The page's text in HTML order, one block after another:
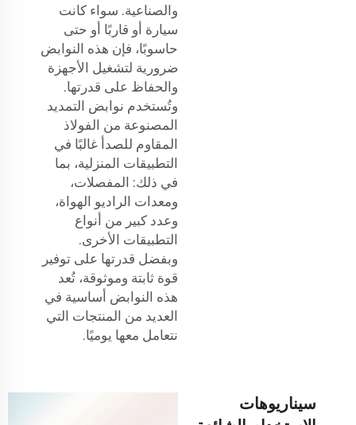
والصناعية. سواء كانت
سيارة أو قاربًا أو حتى
حاسوبًا، فإن هذه النوابض
ضرورية لتشغيل الأجهزة
والحفاظ على قدرتها.
وتُستخدم نوابض التمديد
المصنوعة من الفولاذ
المقاوم للصدأ غالبًا في
التطبيقات المنزلية، بما
في ذلك: المفصلات،
ومعدات الراديو الهواة،
وعدد كبير من أنواع
التطبيقات الأخرى.
وبفضل قدرتها على توفير
قوة ثابتة وموثوقة، تُعد
هذه النوابض أساسية في
العديد من المنتجات التي
نتعامل معها يوميًا.
سيناريوهات